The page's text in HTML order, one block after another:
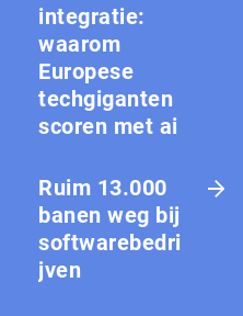
integratie:
waarom
Europese
techgiganten
scoren met ai
Ruim 13.000
banen weg bij
softwarebedri
jven